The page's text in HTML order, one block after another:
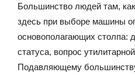
Большинство людей там,
здесь при выборе машины
основополагающих столпа:
статуса, вопрос
Подавляющему